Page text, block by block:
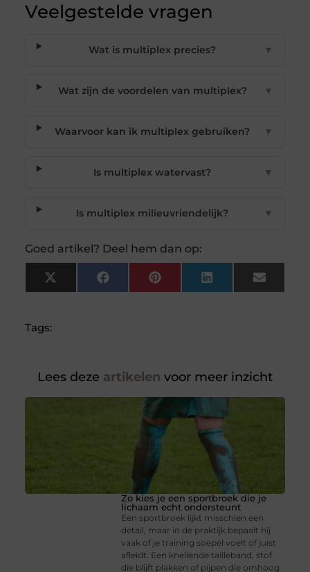
Veelgestelde vragen
Wat is multiplex precies? ▼
Wat zijn de voordelen van multiplex? ▼
Waarvoor kan ik multiplex gebruiken? ▼
Is multiplex watervast? ▼
Is multiplex milieuvriendelijk? ▼
Goed artikel? Deel hem dan op:
X
(Twitter)
FacebookPinterest LinkedIn Email
Tags:
Lees deze artikelen voor meer inzicht
Zo kies je een sportbroek die je
lichaam echt ondersteunt
Een sportbroek lijkt misschien een
detail, maar in de praktijk bepaalt hij
vaak of je training soepel voelt of juist
afleidt. Een knellende tailleband, stof
die blijft plakken of pijpen die omhoog